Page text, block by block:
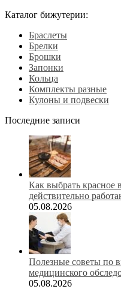
Каталог бижутерии:
Браслеты
Брелки
Брошки
Запонки
Кольца
Комплекты разные
Кулоны и подвески
Последние записи
Как выбрать красное
действительно
05.08.2026
Полезные советы по
медицинского
05.08.2026